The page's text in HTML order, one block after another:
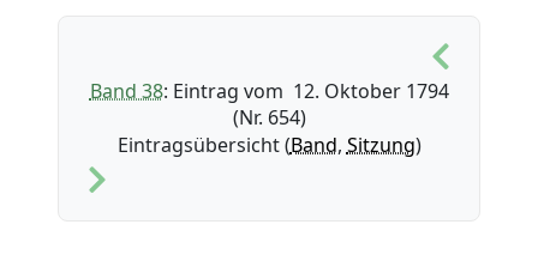
Band 38: Eintrag vom 12. Oktober 1794
(Nr. 654)
Eintragsübersicht (Band, Sitzung)